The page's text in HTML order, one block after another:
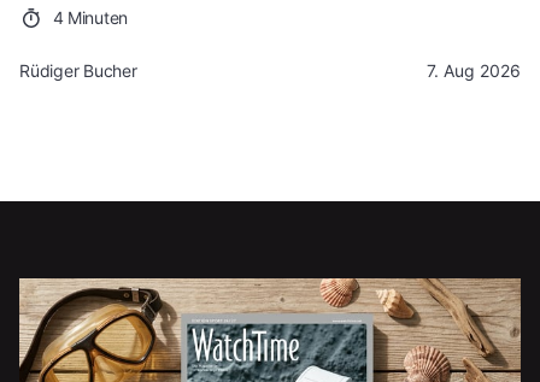
4 Minuten
Rüdiger Bucher 7. Aug 2026